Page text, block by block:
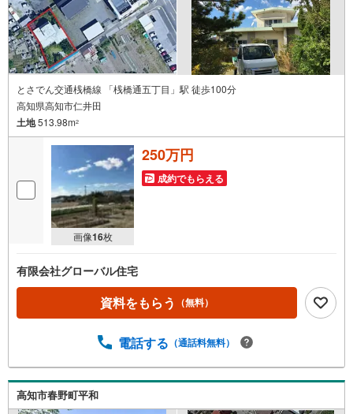
とさでん交通桟橋線 「桟橋通五丁目」駅 徒歩100分
高知県高知市仁井田
土地513.98m2
画像16枚
250万円
成約でもらえる
有限会社グローバル住宅
資料をもらう （無料）
電話する （通話料無料）
高知市春野町平和